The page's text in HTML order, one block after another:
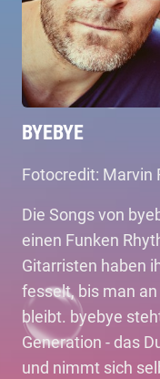
BYEBYE
Fotocredit: Marvin
Die Songs von
einen Funken
Gitarristen haben
fesselt, bis man
bleibt. byebye
Generation - das
und nimmt sich